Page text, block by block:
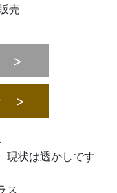
売
>
>
状は透かしです
ス